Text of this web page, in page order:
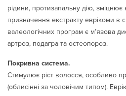
рідини, протизапальну дію,
призначення екстракту еврікоми в
валеологічних програм є м’язова
артроз, подагра та остеопороз.
Покривна система.
Стимулює ріст волосся, особливо
(облисінні за чоловічим типом).